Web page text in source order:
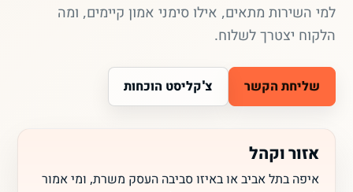
למי השירות מתאים, אילו סימני אמון קיימים, ומה
הלקוח יצטרך לשלוח.
שליחת הקשר צ'קליסט הוכחות
אזור וקהל
איפה בתל אביב או באיזו סביבה העסק משרת, ומי אמור